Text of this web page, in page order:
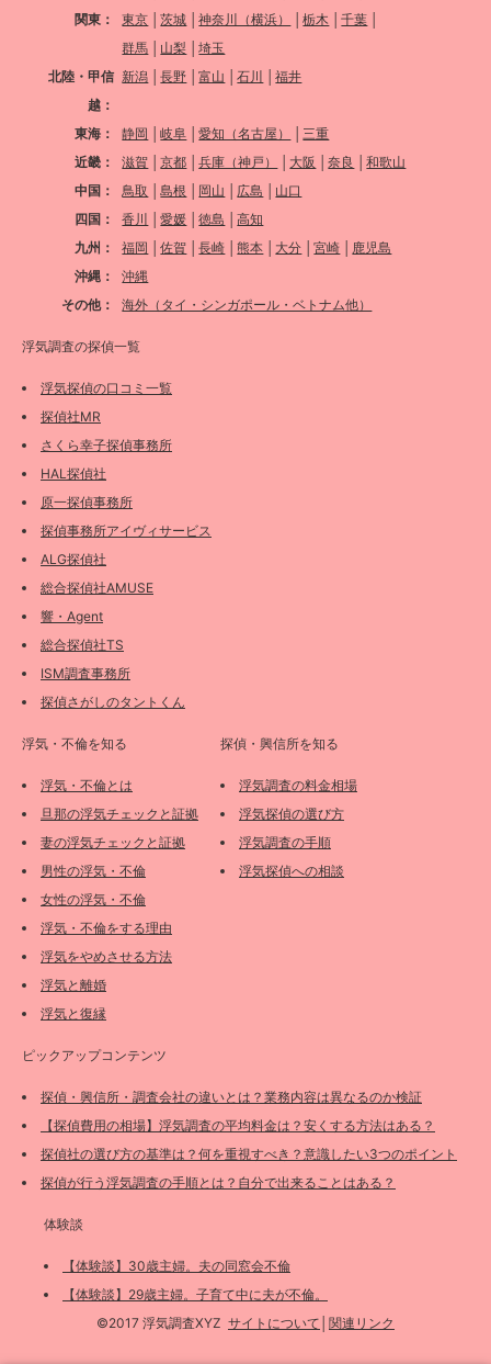
関東：
東京 │茨城 │神奈川（横浜） │栃木 │千葉
群馬
山梨 │埼玉
北陸・甲信
越：
新潟 │長野 │富山 │石川 │福井
東海： 静岡 │岐阜 │愛知（名古屋）
三重
近畿：
滋賀 │京都 │兵庫（神戸） 大阪 │奈良 │和歌山
中国：
鳥取 │島根 岡山 広島
山口
四国：
香川 │愛媛 │徳島 │高知
九州：
福岡 │佐賀 │長崎 │熊本 大分 │宮崎
鹿児島
沖縄：
沖縄
その他：
海外（タイ・シンガポール・ベトナム他）
浮気調査の探偵一覧
浮気探偵の口コミ一覧
探偵社MR
さくら幸子探偵事務所
HAL探偵社
原一探偵事務所
探偵事務所アイヴィサービス
ALG探偵社
総合探偵社AMUSE
響・Agent
総合探偵社TS
ISM調査事務所
探偵さがしのタントくん
浮気・不倫を知る
浮気・不倫とは
旦那の浮気チェックと証拠
妻の浮気チェックと証拠
男性の浮気・不倫
女性の浮気・不倫
浮気・不倫をする理由
浮気をやめさせる方法
浮気と離婚
浮気と復縁
探偵・興信所を知る
浮気調査の料金相場
浮気探偵の選び方
浮気調査の手順
浮気探偵への相談
ピックアップコンテンツ
探偵・興信所・調査会社の違いとは？業務内容は異なるのか検証
【探偵費用の相場】浮気調査の平均料金は？安くする方法はある？
探偵社の選び方の基準は？何を重視すべき？意識したい3つのポイント
探偵が行う浮気調査の手順とは？自分で出来ることはある？
体験談
【体験談】30歳主婦。夫の同窓会不倫
【体験談】29歳主婦。子育て中に夫が不倫。
©2017 浮気調査XYZ サイトについて 関連リンク